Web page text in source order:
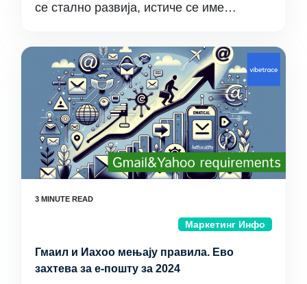
се стално развија, истиче се име…
Маркетинг Инфо
Гмаил и Иахоо мењају правила. Ево
захтева за е-пошту за 2024